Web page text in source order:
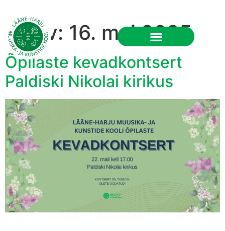
Päev: 16. mai 2025
Õpilaste kevadkontsert
Paldiski Nikolai kirikus